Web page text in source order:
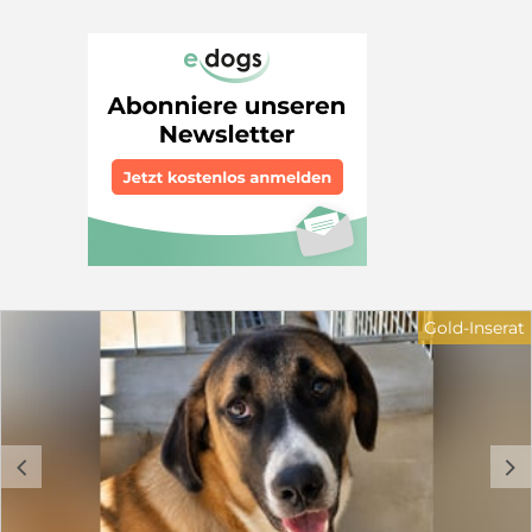
streicheln und lief auch nicht mehr weg. Wir suchen
für Shiloh eine Familie, die ihm zeigt, wie schön das
Leben sein kann. Er sollte liebevoll erzogen und
gefördert werden. Wir würden uns auch über eine
Pflegestelle freuen. Wir suchen Menschen mit
Hundeerfahrung und Garten. Ein Hundekumpel, der
Shiloh an die Pfote nimmt, wäre schön, ist aber kein
Muss. Kinder sollten 12 Jahre oder älter sein und den
verantwortungsvollen Umgang mit Hunden kennen.
Wenn Sie ein Körbchen frei haben, sei es auf Zeit oder
fellfreunde.de Schauen Sie auf unsere Seite
www.furbys-fellfreunde.de unter -Fellfreund
adoptieren-. Dort finden Sie alle nötigen Infos zur
Adoption oder Pflegestelle und auch unsere
Selbstauskunft. Alle Hunde sind bei Ausreise gechipt,
geimpft und reisen mit einem EU Ausweis in einem
beim deutschen Veterinäramt registrierten Transport.
Die Hunde reisen mit Traces.
c d
Gold-Inserat